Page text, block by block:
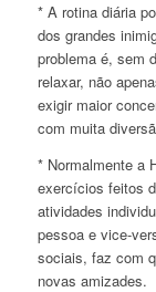
* A rotina diária
dos grandes
problema é, sem
relaxar, não
exigir maior
com muita
* Normalmente a
exercícios feitos
atividades
pessoa e vice-
sociais, faz com
novas amizades.